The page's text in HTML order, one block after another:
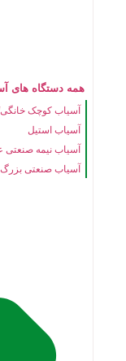
همه دستگاه های
آسیاب کوچک
آسیاب استیل
آسیاب نیمه
آسیاب صنعتی بزرگ